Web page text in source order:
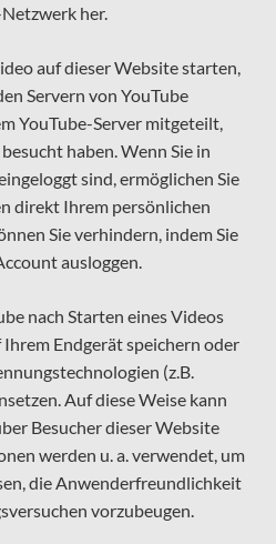
her.
auf dieser Website starten,
Servern von YouTube
YouTube-Server mitgeteilt,
haben. Wenn Sie in
sind, ermöglichen Sie
direkt Ihrem persönlichen
Sie verhindern, indem Sie
ausloggen.
nach Starten eines Videos
Endgerät speichern oder
(z.B.
Auf diese Weise kann
Besucher dieser Website
werden u. a. verwendet, um
die Anwenderfreundlichkeit
vorzubeugen.